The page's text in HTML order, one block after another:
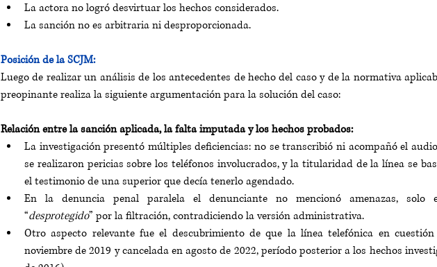
La actora no logró desvirtuar los hechos considerados.
La sanción no es arbitraria ni desproporcionada.
Posición de la SCJM:
Luego de realizar un análisis de los antecedentes de hecho del caso y de la normativa
preopinante realiza la siguiente argumentación para la solución del caso:
Relación entre la sanción aplicada, la falta imputada y los hechos probados:
La investigación presentó múltiples deficiencias: no se transcribió ni acompañó el
se realizaron pericias sobre los teléfonos involucrados, y la titularidad de la línea se
el testimonio de una superior que decía tenerlo agendado.
En la denuncia penal paralela el denunciante no mencionó amenazas, solo
“desprotegido” por la filtración, contradiciendo la versión administrativa.
Otro aspecto relevante fue el descubrimiento de que la línea telefónica en
noviembre de 2019 y cancelada en agosto de 2022, período posterior a los hechos